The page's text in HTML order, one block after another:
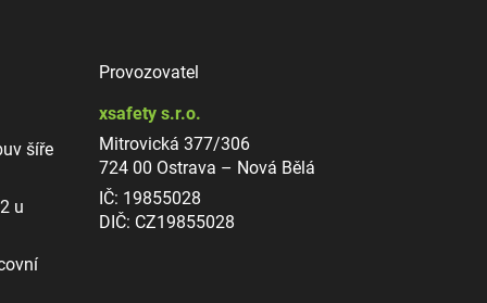
šíře
u
Provozovatel
xsafety s.r.o.
Mitrovická 377/306
724 00 Ostrava – Nová Bělá
IČ: 19855028
DIČ: CZ19855028